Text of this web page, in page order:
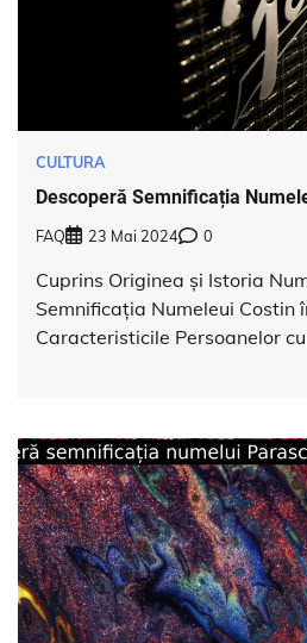
CULTURA
Descoperă Semnificația
FAQ 23 Mai 2024 0
Cuprins Originea și Istoria
Semnificația Numeleui Costin
Caracteristicile Persoanelor